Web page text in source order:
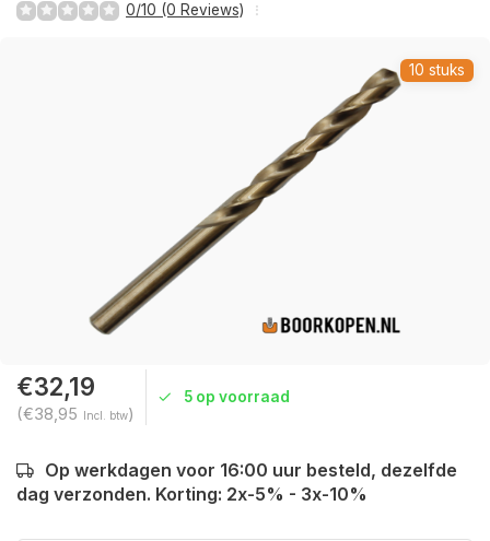
0/10 (0 Reviews)
10 stuks
€32,19
(€38,95 Incl. btw)
5 op voorraad
Op werkdagen voor 16:00 uur besteld, dezelfde
dag verzonden. Korting: 2x-5% - 3x-10%